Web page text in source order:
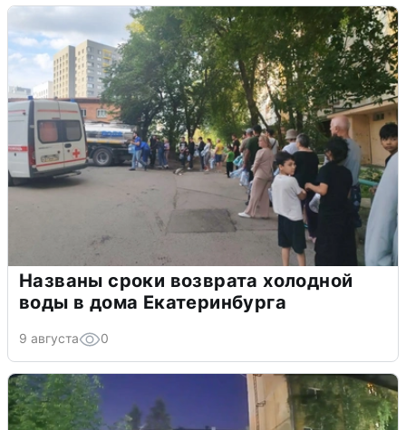
Названы сроки возврата холодной
воды в дома Екатеринбурга
9 августа 0